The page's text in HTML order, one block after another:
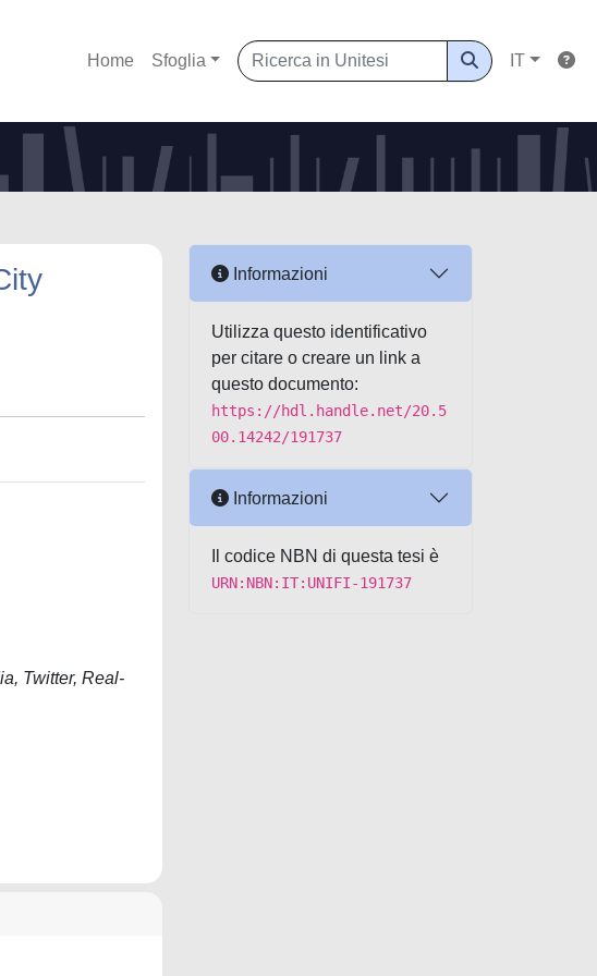
Home Sfoglia IT
Twitter, Real-
Informazioni
Utilizza questo identificativo
per citare o creare un link a
questo documento:
https://hdl.handle.net/20.5
00.14242/191737
Informazioni
Il codice NBN di questa tesi è
URN:NBN:IT:UNIFI-191737